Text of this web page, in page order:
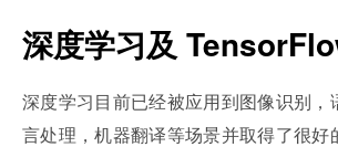
深度学习及
深度学习目前已经被应用到图像识别，
言处理，机器翻译等场景并取得了很好